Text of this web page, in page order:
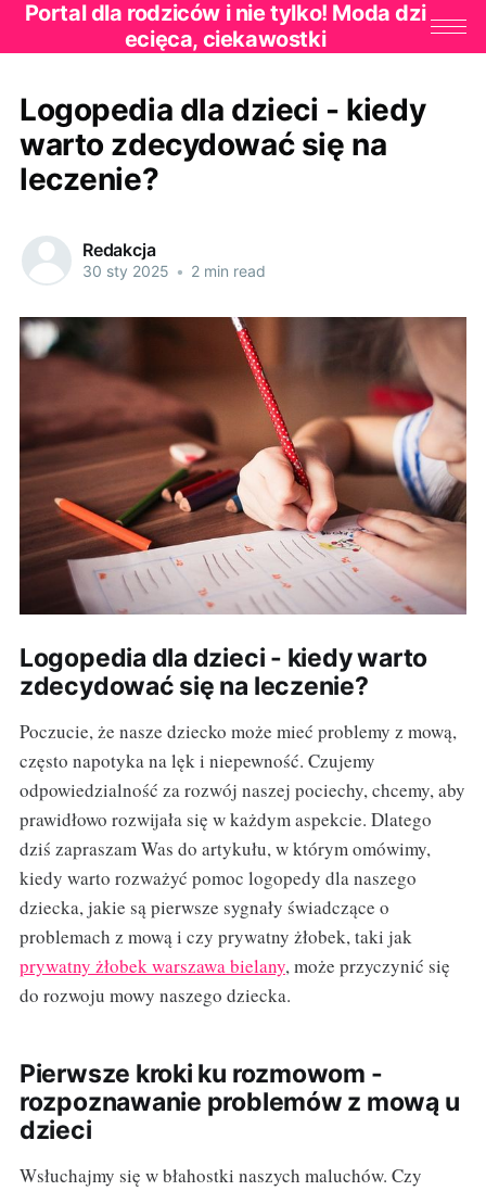
Portal dla rodziców i nie tylko! Moda dzi
ecięca, ciekawostki
Logopedia dla dzieci - kiedy
warto zdecydować się na
leczenie?
Redakcja
30 sty 2025 • 2 min read
Logopedia dla dzieci - kiedy warto
zdecydować się na leczenie?
Poczucie, że nasze dziecko może mieć problemy z mową,
często napotyka na lęk i niepewność. Czujemy
odpowiedzialność za rozwój naszej pociechy, chcemy, aby
prawidłowo rozwijała się w każdym aspekcie. Dlatego
dziś zapraszam Was do artykułu, w którym omówimy,
kiedy warto rozważyć pomoc logopedy dla naszego
dziecka, jakie są pierwsze sygnały świadczące o
problemach z mową i czy prywatny żłobek, taki jak
prywatny żłobek warszawa bielany, może przyczynić się
do rozwoju mowy naszego dziecka.
Pierwsze kroki ku rozmowom -
rozpoznawanie problemów z mową u
dzieci
Wsłuchajmy się w błahostki naszych maluchów. Czy